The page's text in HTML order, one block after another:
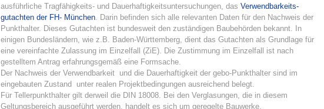
ausführliche Tragfähigkeits- und Dauerhaftigkeitsuntersuchungen, das Verwendbarkeits-
gutachten der FH- München . Darin befinden sich alle relevanten Daten für den Nachweis der
Punkthalter. Dieses Gutachten ist bundesweit den zuständigen Baubehörden bekannt. In
einigen Bundesländern, wie z.B. Baden-Württemberg, dient das Gutachten als Grundlage für
eine vereinfachte Zulassung im Einzelfall (ZiE). Die Zustimmung im Einzelfall ist nach
gestelltem Antrag erfahrungsgemäß eine Formsache.
Der Nachweis der Verwendbarkeit und die Dauerhaftigkeit der gebo-Punkthalter sind im
eingebauten Zustand unter realen Projektbedingungen ausreichend belegt.
Für Tellerpunkthalter gilt derweil die DIN 18008. Bei den Verglasungen, die in diesem
Geltungsbereich ausgeführt werden, handelt es sich um geregelte Bauwerke.